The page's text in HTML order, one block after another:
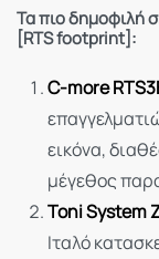
Τα πιο δημοφιλή
[RTS footprint]:
C-more
εικόνα,
μέγεθος
Toni System
Ιταλό